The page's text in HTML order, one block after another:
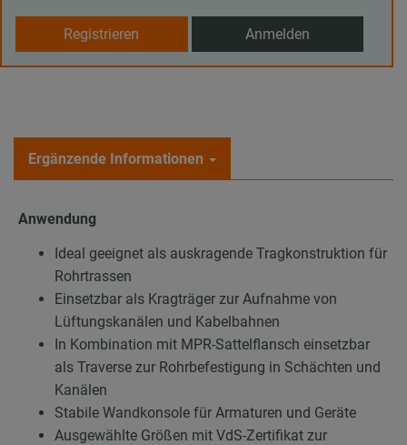
Registrieren Anmelden
Ergänzende Informationen
Anwendung
Ideal geeignet als auskragende Tragkonstruktion für
Rohrtrassen
Einsetzbar als Kragträger zur Aufnahme von
Lüftungskanälen und Kabelbahnen
In Kombination mit MPR-Sattelflansch einsetzbar
als Traverse zur Rohrbefestigung in Schächten und
Kanälen
Stabile Wandkonsole für Armaturen und Geräte
Ausgewählte Größen mit VdS-Zertifikat zur